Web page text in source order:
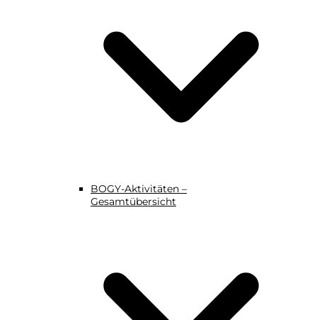
BOGY-Aktivitäten –
Gesamtübersicht